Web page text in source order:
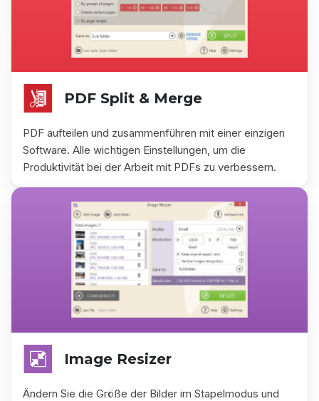
PDF Split & Merge
PDF aufteilen und zusammenführen mit einer einzigen
Software. Alle wichtigen Einstellungen, um die
Produktivität bei der Arbeit mit PDFs zu verbessern.
Image Resizer
Ändern Sie die Größe der Bilder im Stapelmodus und